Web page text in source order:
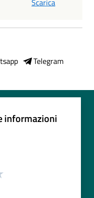
Telegram
informazioni